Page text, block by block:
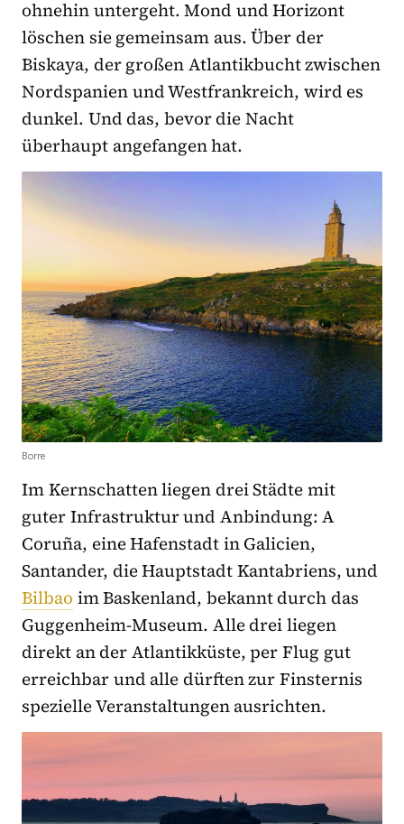
ohnehin untergeht. Mond und Horizont
löschen sie gemeinsam aus. Über der
Biskaya, der großen Atlantikbucht zwischen
Nordspanien und Westfrankreich, wird es
dunkel. Und das, bevor die Nacht
überhaupt angefangen hat.
Borre
Im Kernschatten liegen drei Städte mit
guter Infrastruktur und Anbindung: A
Coruña, eine Hafenstadt in Galicien,
Santander, die Hauptstadt Kantabriens, und
Bilbao im Baskenland, bekannt durch das
Guggenheim-Museum. Alle drei liegen
direkt an der Atlantikküste, per Flug gut
erreichbar und alle dürften zur Finsternis
spezielle Veranstaltungen ausrichten.